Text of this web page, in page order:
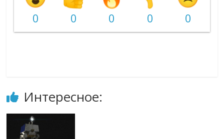
0 0 0 0 0
Интересное: